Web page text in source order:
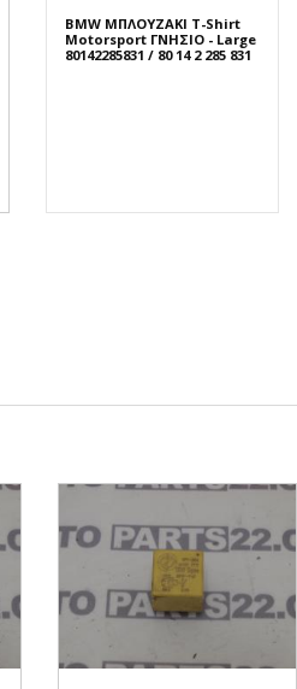
BMW ΜΠΛΟΥΖΑΚΙ T-Shirt
Motorsport ΓΝΗΣΙΟ - Large
80142285831 / 80 14 2 285 831